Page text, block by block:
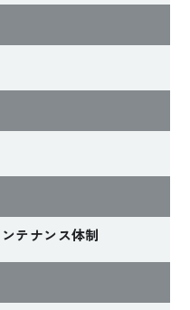
テナンス体制